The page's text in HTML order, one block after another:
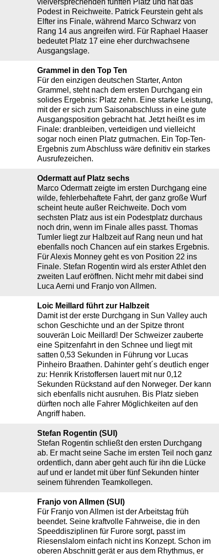
vielversprechenden fünften Platz und hat das
Podest in Reichweite. Patrick Feurstein geht als
Elfter ins Finale, während Marco Schwarz von
Rang 14 aus angreifen wird. Für Raphael Haaser
bedeutet Platz 17 eine eher durchwachsene
Ausgangslage.
Grammel in den Top Ten
Für den einzigen deutschen Starter, Anton
Grammel, steht nach dem ersten Durchgang ein
solides Ergebnis: Platz zehn. Eine starke Leistung,
mit der er sich zum Saisonabschluss in eine gute
Ausgangsposition gebracht hat. Jetzt heißt es im
Finale: dranbleiben, verteidigen und vielleicht
sogar noch einen Platz gutmachen. Ein Top-Ten-
Ergebnis zum Abschluss wäre definitiv ein starkes
Ausrufezeichen.
Odermatt auf Platz sechs
Marco Odermatt zeigte im ersten Durchgang eine
wilde, fehlerbehaftete Fahrt, der ganz große Wurf
scheint heute außer Reichweite. Doch vom
sechsten Platz aus ist ein Podestplatz durchaus
noch drin, wenn im Finale alles passt. Thomas
Tumler liegt zur Halbzeit auf Rang neun und hat
ebenfalls noch Chancen auf ein starkes Ergebnis.
Für Alexis Monney geht es von Position 22 ins
Finale. Stefan Rogentin wird als erster Athlet den
zweiten Lauf eröffnen. Nicht mehr mit dabei sind
Luca Aerni und Franjo von Allmen.
Loic Meillard führt zur Halbzeit
Damit ist der erste Durchgang in Sun Valley auch
schon Geschichte und an der Spitze thront
souverän Loic Meillard! Der Schweizer zauberte
eine Spitzenfahrt in den Schnee und liegt mit
satten 0,53 Sekunden in Führung vor Lucas
Pinheiro Braathen. Dahinter geht´s deutlich enger
zu: Henrik Kristoffersen lauert mit nur 0,12
Sekunden Rückstand auf den Norweger. Der kann
sich ebenfalls nicht ausruhen. Bis Platz sieben
dürften noch alle Fahrer Möglichkeiten auf den
Angriff haben.
Stefan Rogentin (SUI)
Stefan Rogentin schließt den ersten Durchgang
ab. Er macht seine Sache im ersten Teil noch ganz
ordentlich, dann aber geht auch für ihn die Lücke
auf und er landet mit über fünf Sekunden hinter
seinem führenden Teamkollegen.
Franjo von Allmen (SUI)
Für Franjo von Allmen ist der Arbeitstag früh
beendet. Seine kraftvolle Fahrweise, die in den
Speeddisziplinen für Furore sorgt, passt im
Riesenslalom einfach nicht ins Konzept. Schon im
oberen Abschnitt gerät er aus dem Rhythmus, er